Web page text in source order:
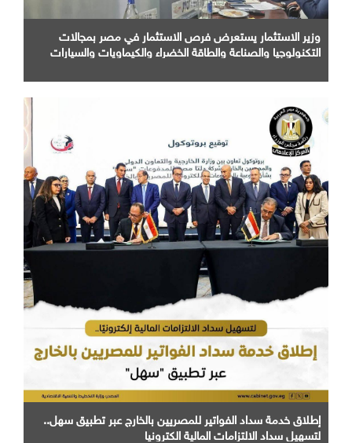
وزير الاستثمار يستعرض فرص الاستثمار في مصر بمجالات
التكنولوجيا والصناعة والطاقة الخضراء والكيماويات والسيارات
إطلاق خدمة سداد الفواتير للمصريين بالخارج عبر تطبيق سهل..
لتسهيل سداد الالتزامات المالية الكترونيا